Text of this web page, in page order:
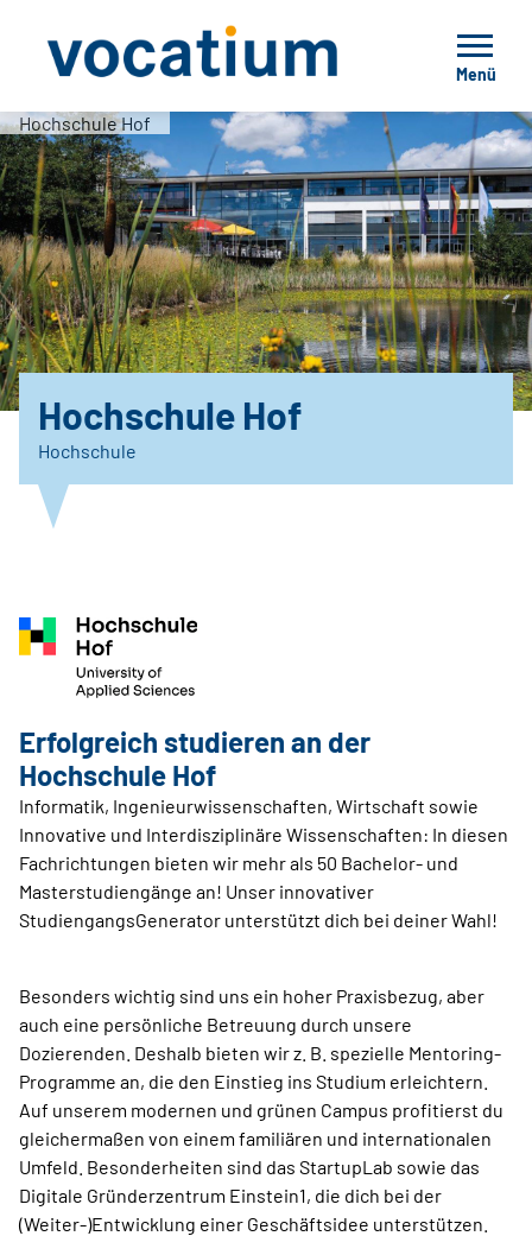
Menü
Hochschule Hof
Hochschule Hof
Hochschule
Erfolgreich studieren an der
Hochschule Hof
Informatik, Ingenieurwissenschaften, Wirtschaft sowie
Innovative und Interdisziplinäre Wissenschaften: In diesen
Fachrichtungen bieten wir mehr als 50 Bachelor- und
Masterstudiengänge an! Unser innovativer
StudiengangsGenerator unterstützt dich bei deiner Wahl!
Besonders wichtig sind uns ein hoher Praxisbezug, aber
auch eine persönliche Betreuung durch unsere
Dozierenden. Deshalb bieten wir z. B. spezielle Mentoring-
Programme an, die den Einstieg ins Studium erleichtern.
Auf unserem modernen und grünen Campus profitierst du
gleichermaßen von einem familiären und internationalen
Umfeld. Besonderheiten sind das StartupLab sowie das
Digitale Gründerzentrum Einstein1, die dich bei der
(Weiter-)Entwicklung einer Geschäftsidee unterstützen.